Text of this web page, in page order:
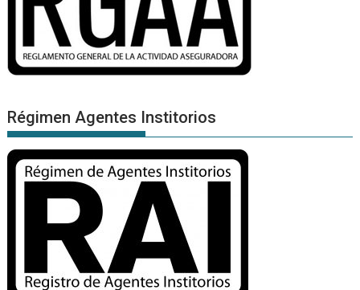
Régimen Agentes Institorios